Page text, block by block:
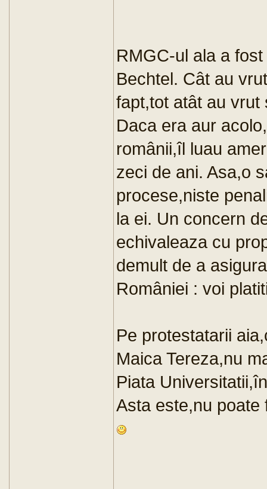
RMGC-ul ala a
Bechtel. Cât au
fapt,tot atât au vrut
Daca era aur
românii,îl luau
zeci de ani. Asa,o
procese,niste
la ei. Un concern
echivaleaza cu
demult de a
României : voi
Pe protestatarii
Maica Tereza,nu
Piata
Asta este,nu poate